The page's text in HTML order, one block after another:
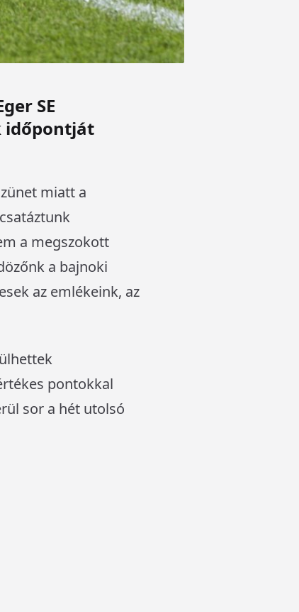
SE
időpontját
miatt a
a megszokott
a bajnoki
az emlékeink, az
pontokkal
sor a hét utolsó